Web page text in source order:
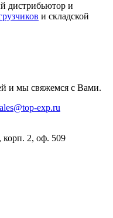
дистрибьютор и
и складской
и мы свяжемся с Вами.
exp.ru
2, оф. 509